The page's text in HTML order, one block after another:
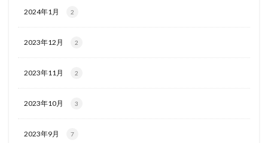
2024年1月 2
2023年12月 2
2023年11月 2
2023年10月 3
2023年9月 7